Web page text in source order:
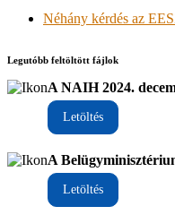
Néhány kérdés az
Legutóbb feltöltött fájlok
A NAIH 2024.
Letöltés
A
Letöltés